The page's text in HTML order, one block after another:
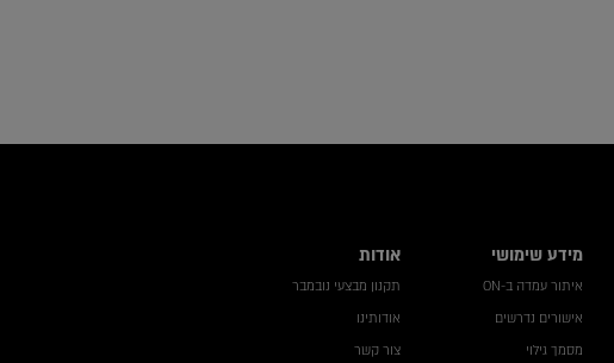
מידע שימושי
איתור עמדה ב-ON
אישורים נדרשים
מסמך גילוי
אודות
תקנון מבצעי נובמבר
אודותינו
צור קשר